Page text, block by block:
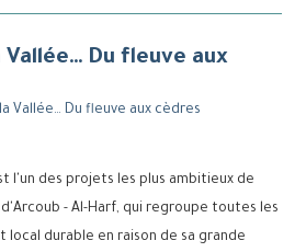
Du fleuve aux
Vallée… Du fleuve aux cèdres
l'un des projets les plus ambitieux de
- Al-Harf, qui regroupe toutes les
local durable en raison de sa grande